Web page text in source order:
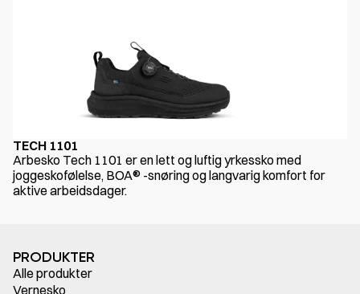
TECH 1101
Arbesko Tech 1101 er en lett og luftig yrkessko med
joggeskofølelse, BOA® -snøring og langvarig komfort for
aktive arbeidsdager.
PRODUKTER
Alle produkter
Vernesko